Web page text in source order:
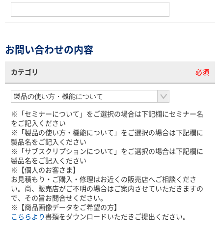
お問い合わせの内容
カテゴリ 必須
※「セミナーについて」をご選択の場合は下記欄にセミナー名
をご記入ください
※「製品の使い方・機能について」をご選択の場合は下記欄に
製品名をご記入ください
※「サブスクリプションについて」をご選択の場合は下記欄に
製品名をご記入ください
※【個人のお客さま】
お見積もり・ご購入・修理はお近くの販売店へご相談くださ
い。尚、販売店がご不明の場合はご案内させていただきますの
で、その旨お問合せください。
※【商品画像データをご希望の方】
こちらより 書類をダウンロードいただきご提出ください。